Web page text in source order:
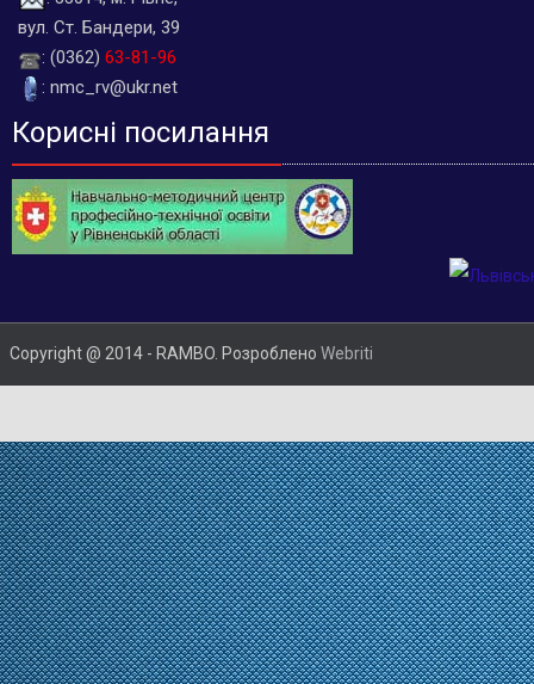
вул. Ст. Бандери, 39
: (0362) 63-81-96
: nmc_rv@ukr.net
Корисні посилання
Copyright @ 2014 - RAMBO. Розроблено Webriti